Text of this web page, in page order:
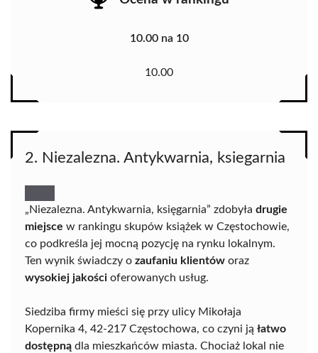
10.00 na 10
10.00
2. Niezalezna. Antykwarnia, ksiegarnia
„Niezalezna. Antykwarnia, księgarnia” zdobyła drugie
miejsce w rankingu skupów książek w Częstochowie,
co podkreśla jej mocną pozycję na rynku lokalnym.
Ten wynik świadczy o zaufaniu klientów oraz
wysokiej jakości oferowanych usług.
Siedziba firmy mieści się przy ulicy Mikołaja
Kopernika 4, 42-217 Częstochowa, co czyni ją łatwo
dostępną dla mieszkańców miasta. Chociaż lokal nie